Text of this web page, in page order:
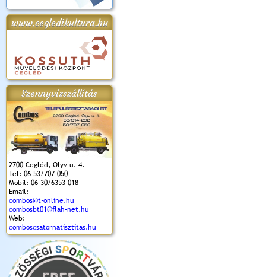
www.cegledikultura.hu
Szennyvízszállítás
2700 Cegléd, Ölyv u. 4.
Tel: 06 53/707-050
Mobil: 06 30/6353-018
Email:
combos@t-online.hu
combosbt01@flah-net.hu
Web:
comboscsatornatisztitas.hu
2018.
Kossuth Toborzó
Ünnepély
Szent István Ünnepe
(2017. 08. 20.)